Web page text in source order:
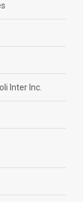
Inter Inc.